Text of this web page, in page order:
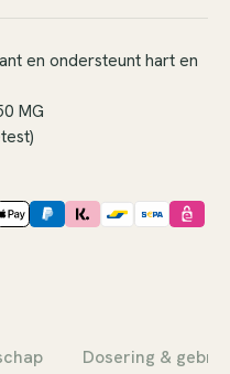
en ondersteunt hart en
MG
Dosering &